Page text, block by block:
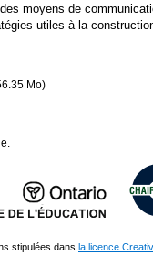
moyens de
utiles à la
Mo)
stipulées dans la licence